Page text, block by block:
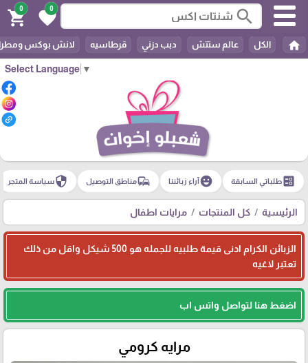
Select Language ▼
search
0
favorite
0
shopping_cart
home الكل عالم ستتش دبب دزني قرطاسيه لانش بوكس
ballotطلباتي السابقة emoji_emotionsآراء زبائننا commuteمناطق التوصيل securityسياسة المتجر
الرئيسية كل المنتجات مرايات اطفال
الزبائن الكرام ادنى قيمة طلبيه للجمله هو 500 شيكل واقل من ذلك
تعتبر لاغيه
اضغط هنا لتواصل واتس اب
مرايه كرومي